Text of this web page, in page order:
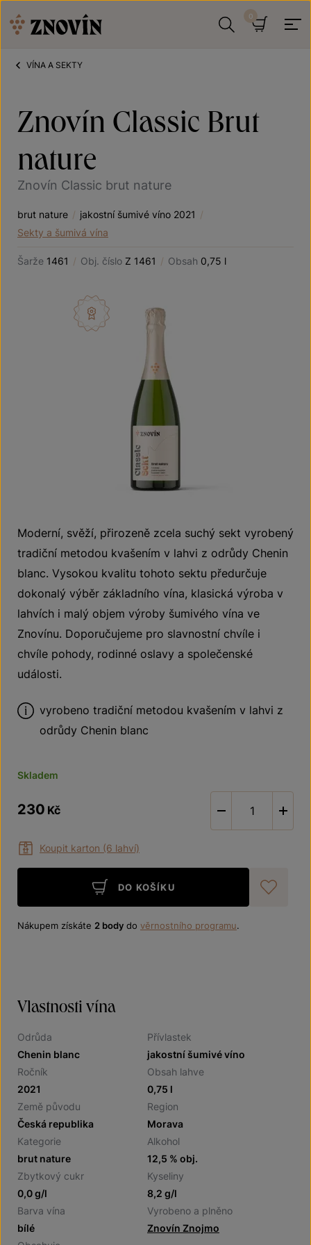
VÍNA A SEKTY
Znovín Classic Brut
nature
Znovín Classic brut nature
brut nature / jakostní šumivé víno 2021 /
Sekty a šumivá vína
Šarže 1461 / Obj. číslo Z 1461 / Obsah 0,75 l
Moderní, svěží, přirozeně zcela suchý sekt vyrobený
tradiční metodou kvašením v lahvi z odrůdy Chenin
blanc. Vysokou kvalitu tohoto sektu předurčuje
dokonalý výběr základního vína, klasická výroba v
lahvích i malý objem výroby šumivého vína ve
Znovínu. Doporučujeme pro slavnostní chvíle i
chvíle pohody, rodinné oslavy a společenské
události.
vyrobeno tradiční metodou kvašením v lahvi z
odrůdy Chenin blanc
Skladem
230 Kč
Koupit karton (6 lahví)
-
DO KOŠÍKU
Nákupem získáte 2 body do věrnostního programu.
Vlastnosti vína
Odrůda
Chenin blanc
Přívlastek
jakostní šumivé víno
Ročník
2021
Obsah lahve
0,75 l
Země původu
Česká republika
Region
Morava
Kategorie
brut nature
Alkohol
12,5 % obj.
Zbytkový cukr
0,0 g/l
Kyseliny
8,2 g/l
Barva vína
bílé
Vyrobeno a plněno
Znovín Znojmo